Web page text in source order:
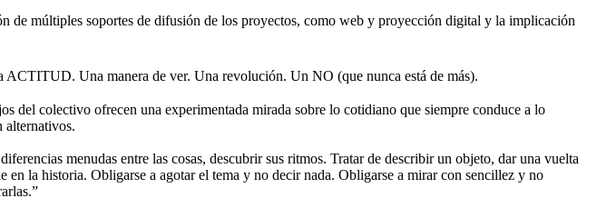
de múltiples soportes de difusión de los proyectos, como web y proyección digital y la implicación
Una manera de ver. Una revolución. Un NO (que nunca está de más).
del colectivo ofrecen una experimentada mirada sobre lo cotidiano que siempre conduce a lo
alternativos.
menudas entre las cosas, descubrir sus ritmos. Tratar de describir un objeto, dar una vuelta
la historia. Obligarse a agotar el tema y no decir nada. Obligarse a mirar con sencillez y no